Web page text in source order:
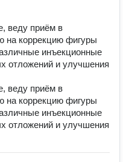
веду приём в
на коррекцию фигуры
инъекционные
отложений и улучшения
веду приём в
на коррекцию фигуры
инъекционные
отложений и улучшения